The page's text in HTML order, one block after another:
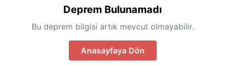
Deprem Bulunamadı
Bu deprem bilgisi artık mevcut olmayabilir.
Anasayfaya Dön